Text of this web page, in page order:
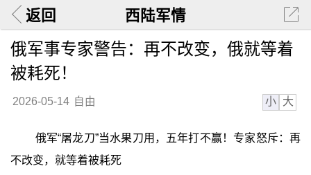
返回 西陆军情
俄军事专家警告：再不改变，俄就等着
被耗死！
2026-05-14 自由 小 大
俄军“屠龙刀”当水果刀用，五年打不赢！专家怒斥：再
不改变，就等着被耗死